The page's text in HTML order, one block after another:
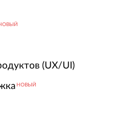
(UX/UI)
НОВЫЙ